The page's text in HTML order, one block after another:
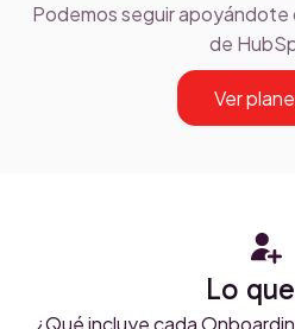
Podemos seguir
de
Ver
Lo
¿Qué incluye cada